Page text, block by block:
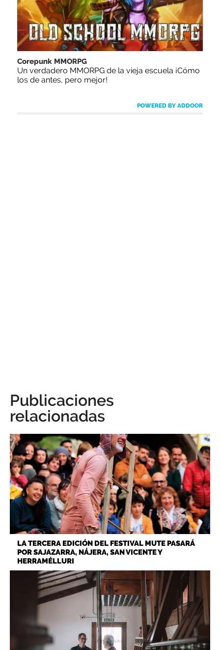
Corepunk MMORPG
Un verdadero MMORPG de la vieja escuela ¡Cómo
los de antes, pero mejor!
POWERED BY ADDOOR
Publicaciones
relacionadas
LA TERCERA EDICIÓN DEL FESTIVAL MUTE PASARÁ
POR SAJAZARRA, NÁJERA, SAN VICENTE Y
HERRAMÉLLURI